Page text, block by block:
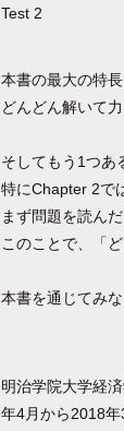
Test 2
本書の最大の特
どんどん解いて
そしてもう1つあ
特にChapter 2で
まず問題を読ん
このことで、「
本書を通じてみ
明治学院大学経
年4月から2018